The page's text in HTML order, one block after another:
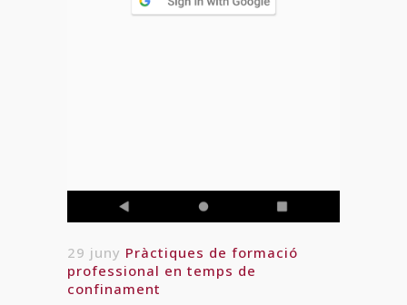
29 juny Pràctiques de formació
professional en temps de
confinament